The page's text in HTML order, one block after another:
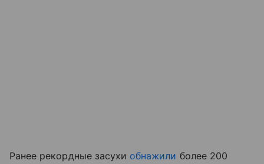
Ранее рекордные засухи обнажили более 200